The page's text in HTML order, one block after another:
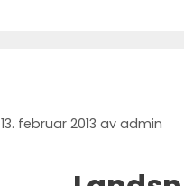
13. februar 2013 av admin